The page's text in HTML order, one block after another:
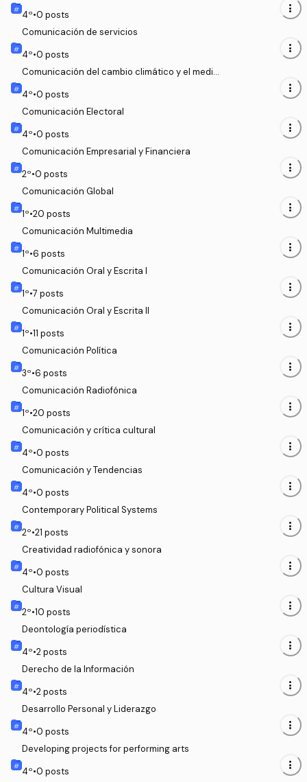
4º•0 posts more_vert
Comunicación de servicios
4º•0 posts more_vert
Comunicación del cambio climático y el medio
4º•0 posts more_vert
Comunicación Electoral
4º•0 posts more_vert
Comunicación Empresarial y Financiera
2º•0 posts more_vert
Comunicación Global
1º•20 posts more_vert
Comunicación Multimedia
1º•6 posts more_vert
Comunicación Oral y Escrita I
1º•7 posts more_vert
Comunicación Oral y Escrita II
1º•11 posts more_vert
Comunicación Política
3º•6 posts more_vert
Comunicación Radiofónica
1º•20 posts more_vert
Comunicación y crítica cultural
4º•0 posts more_vert
Comunicación y Tendencias
4º•0 posts more_vert
Contemporary Political Systems
2º•21 posts more_vert
Creatividad radiofónica y sonora
4º•0 posts more_vert
Cultura Visual
2º•10 posts more_vert
Deontología periodística
4º•2posts more_vert
Derecho de la Información
4º•2posts more_vert
Desarrollo Personal y Liderazgo
4º•0 posts more_vert
Developing projects for performing arts
4º•0 posts more_vert